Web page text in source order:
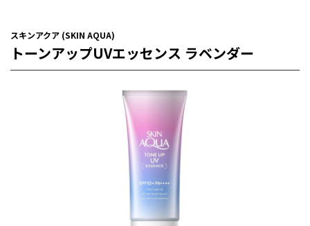
スキンアクア (SKIN AQUA)
トーンアップUVエッセンス ラベンダー